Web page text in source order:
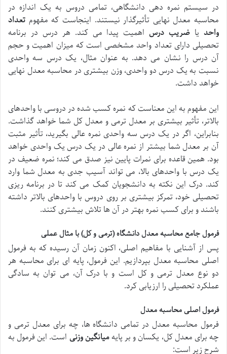
در سیستم نمره دهی دانشگاهی، تمامی دروس به یک اندازه در
محاسبه معدل نهایی تأثیرگذار نیستند. اینجاست که مفهوم تعداد
واحدیا ضریب درساهمیت پیدا می کند. هر درس در برنامه
تحصیلی دارای تعداد واحد مشخصی است که میزان اهمیت و حجم
آن درس را نشان می دهد. به عنوان مثال، یک درس سه واحدی
نسبت به یک درس دو واحدی، وزن بیشتری در محاسبه معدل نهایی
خواهد داشت.
این مفهوم به این معناست که نمره کسب شده در دروسی با واحدهای
بالاتر، تأثیر بیشتری بر معدل ترمی و معدل کل شما خواهد گذاشت.
بنابراین، اگر در یک درس سه واحدی نمره عالی بگیرید، تأثیر مثبت
آن بر معدل شما بیشتر از نمره عالی در یک درس یک واحدی خواهد
بود. همین قاعده برای نمرات پایین نیز صدق می کند؛ نمره ضعیف در
یک درس با واحدهای بالا، می تواند آسیب جدی به معدل شما وارد
کند. درک این نکته به دانشجویان کمک می کند تا در برنامه ریزی
تحصیلی خود، تمرکز بیشتری بر روی دروس با واحدهای بالاتر داشته
باشند و برای کسب نمره بهتر در آن ها تلاش بیشتری کنند.
فرمول جامع محاسبه معدل دانشگاه (ترمی و کل) با مثال عملی
پس از آشنایی با مفاهیم اصلی، اکنون زمان آن رسیده که به فرمول
اصلی محاسبه معدل بپردازیم. این فرمول، پایه ای برای محاسبه هر
دو نوع معدل ترمی و کل است و با درک آن، می توان به سادگی
عملکرد تحصیلی را ارزیابی کرد.
فرمول اصلی محاسبه معدل
فرمول محاسبه معدل در تمامی دانشگاه ها، چه برای معدل ترمی و
چه برای معدل کل، یکسان و بر پایهمیانگین وزنی است. این فرمول به
شرح زیر است: